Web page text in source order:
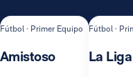
Fútbol · Primer Equipo
Amistoso
Fútbol ·
La Liga